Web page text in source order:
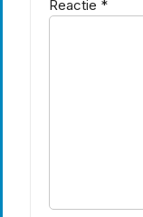
Reactie *